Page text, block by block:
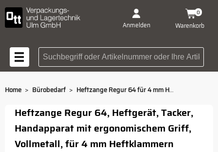
Anmelden Warenkorb
0
Suchbegriff oder
Home > Bürobedarf > Heftzange Regur 64 für 4 mm Heftklammern
Heftzange Regur 64, Heftgerät, Tacker,
Handapparat mit ergonomischem Griff,
Vollmetall, für 4 mm Heftklammern